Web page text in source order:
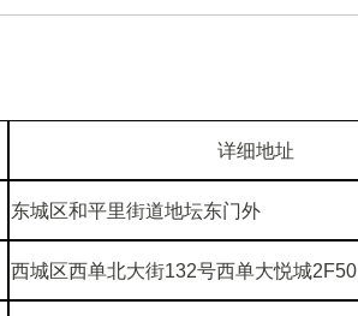
详细地址
东城区和平里街道地坛东门外
西城区西单北大街132号西单大悦城2F50